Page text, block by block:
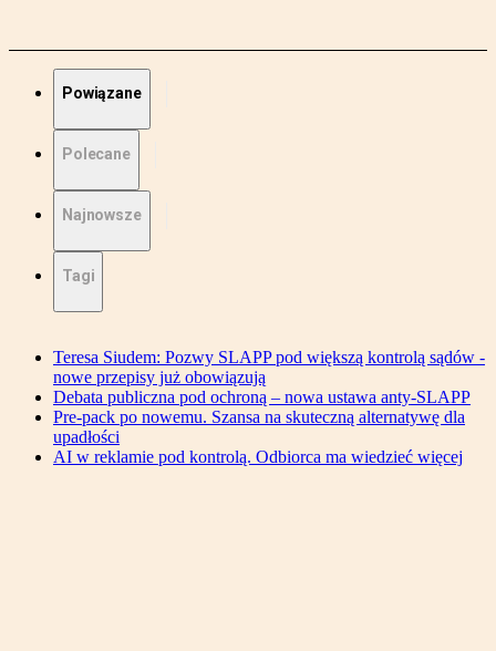
Powiązane
Polecane
Najnowsze
Tagi
Teresa Siudem: Pozwy SLAPP pod większą kontrolą sądów -
nowe przepisy już obowiązują
Debata publiczna pod ochroną – nowa ustawa anty-SLAPP
Pre-pack po nowemu. Szansa na skuteczną alternatywę dla
upadłości
AI w reklamie pod kontrolą. Odbiorca ma wiedzieć więcej